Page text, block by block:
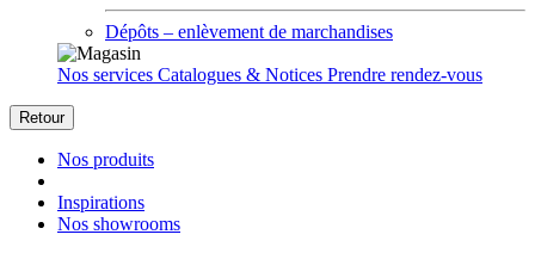
Dépôts – enlèvement de marchandises
Nos services Catalogues & Notices Prendre rendez-vous
Retour
Nos produits
Inspirations
Nos showrooms